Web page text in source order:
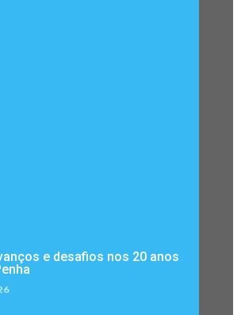
e desafios nos 20 anos